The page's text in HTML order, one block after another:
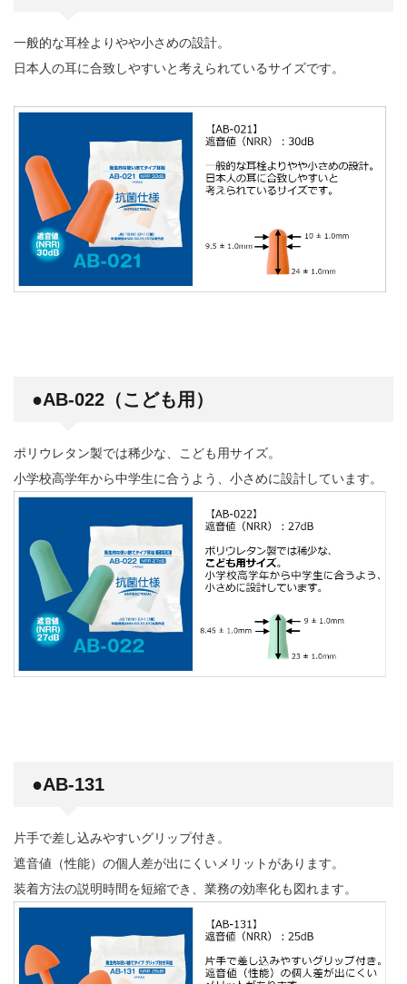
一般的な耳栓よりやや小さめの設計。
日本人の耳に合致しやすいと考えられているサイズです。
●AB-022 （こども用）
ポリウレタン製では稀少な、こども用サイズ。
小学校高学年から中学生に合うよう、小さめに設計しています。
●AB-131
片手で差し込みやすいグリップ付き。
遮音値（性能）の個人差が出にくいメリットがあります。
装着方法の説明時間を短縮でき、業務の効率化も図れます。